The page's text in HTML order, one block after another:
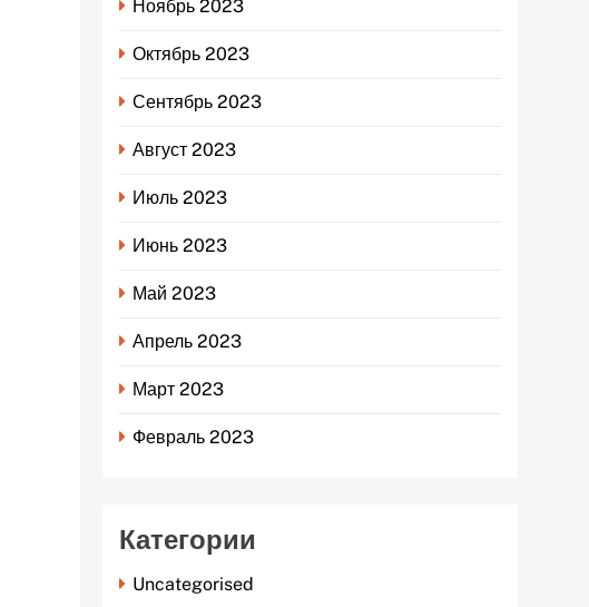
Ноябрь 2023
Октябрь 2023
Сентябрь 2023
Август 2023
Июль 2023
Июнь 2023
Май 2023
Апрель 2023
Март 2023
Февраль 2023
Категории
Uncategorised